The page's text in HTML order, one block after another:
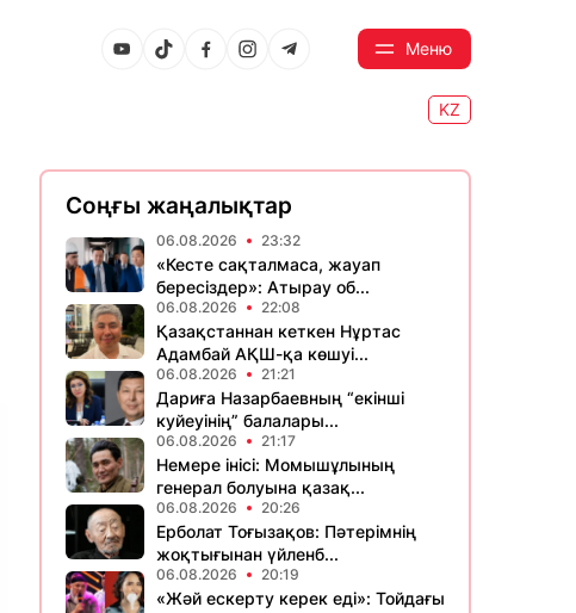
Меню
KZ
Соңғы жаңалықтар
06.08.2026 23:32
«Кесте сақталмаса, жауап
бересіздер»: Атырау об...
06.08.2026 22:08
Қазақстаннан кеткен Нұртас
Адамбай АҚШ-қа көшуі...
06.08.2026 21:21
Дариға Назарбаевның “екінші
куйеуінің” балалары...
06.08.2026 21:17
Немере інісі: Момышұлының
генерал болуына қазақ...
06.08.2026 20:26
Ерболат Тоғызақов: Пәтерімнің
жоқтығынан үйленб...
06.08.2026 20:19
«Жәй ескерту керек еді»: Тойдағы